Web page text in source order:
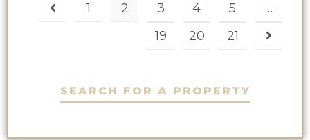
1 2 3 4 5
…
19
20 21
SEARCH FOR A PROPERTY